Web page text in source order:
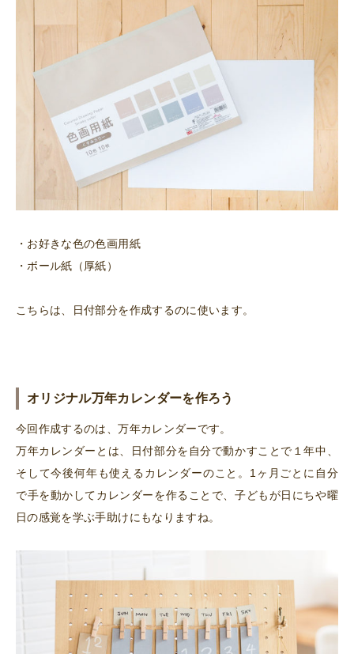
・お好きな色の色画用紙
・ボール紙（厚紙）
こちらは、日付部分を作成するのに使います。
オリジナル万年カレンダーを作ろう
今回作成するのは、万年カレンダーです。
万年カレンダーとは、日付部分を自分で動かすことで１年中、
そして今後何年も使えるカレンダーのこと。1ヶ月ごとに自分
で手を動かしてカレンダーを作ることで、子どもが日にちや曜
日の感覚を学ぶ手助けにもなりますね。